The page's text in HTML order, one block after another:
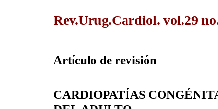
Rev.Urug.Cardiol. vol.29
Artículo de revisión
CARDIOPATÍAS